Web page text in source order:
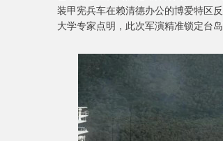
装甲宪兵车在赖清德办公的博爱特区
大学专家点明，此次军演精准锁定台